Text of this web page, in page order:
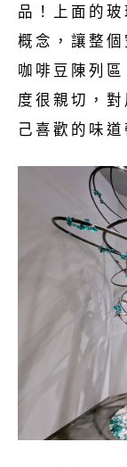
品！上面的
概念，讓整
咖啡豆陳列
度很親切，
己喜歡的味道